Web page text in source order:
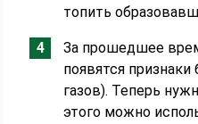
топить
За прошедшее
появятся
газов). Теперь
этого можно